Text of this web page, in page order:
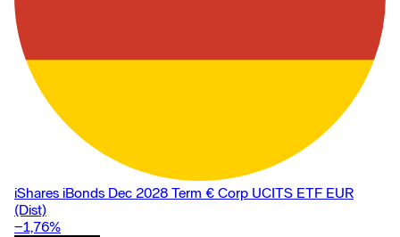
iShares iBonds Dec 2028 Term € Corp UCITS ETF EUR
(Dist)
−1,76%